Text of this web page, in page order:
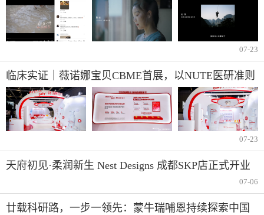
牌对话
07-23
临床实证｜薇诺娜宝贝CBME首展，以NUTE医研准则
打造儿童敏感肌肤专用洗沐产品
07-23
天府初见·柔润新生 Nest Designs 成都SKP店正式开业
07-06
廿载科研路，一步一领先：蒙牛瑞哺恩持续探索中国